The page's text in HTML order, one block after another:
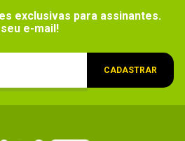
exclusivas para assinantes.
e-mail!
CADASTRAR